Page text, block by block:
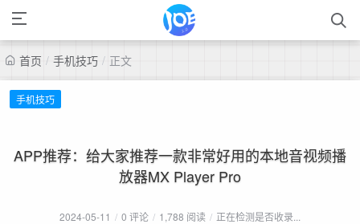
首页 / 手机技巧 / 正文
手机技巧
APP推荐：给大家推荐一款非常好用的本地音视频播
放器MX Player Pro
2024-05-11 / 0 评论 / 1,788 阅读 / 正在检测是否收录...